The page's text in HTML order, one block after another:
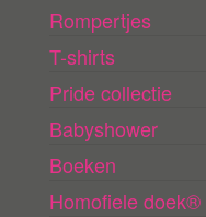
Rompertjes
T-shirts
Pride collectie
Babyshower
Boeken
Homofiele doek®